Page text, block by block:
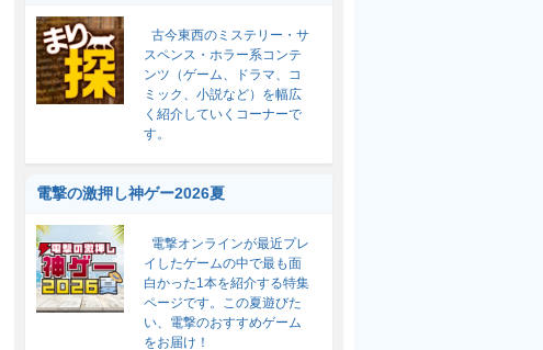
古今東西のミステリー・サ
スペンス・ホラー系コンテ
ンツ（ゲーム、ドラマ、コ
ミック、小説など）を幅広
く紹介していくコーナーで
す。
電撃の激押し神ゲー2026夏
電撃オンラインが最近プレ
イしたゲームの中で最も面
白かった1本を紹介する特集
ページです。この夏遊びた
い、電撃のおすすめゲーム
をお届け！